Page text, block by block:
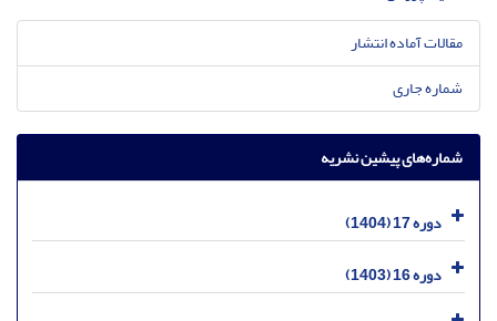
مقالات آماده انتشار
شماره جاری
شماره‌های پیشین نشریه
دوره 17 (1404)
دوره 16 (1403)